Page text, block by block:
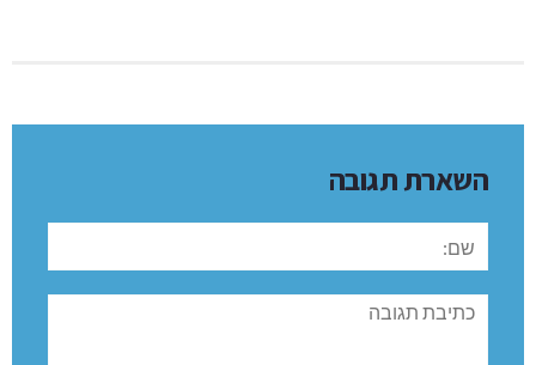
השארת תגובה
תגובה